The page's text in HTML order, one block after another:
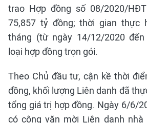
trao Hợp đồng số 08/2020/
75,857 tỷ đồng; thời gian thực
tháng (từ ngày 14/12/2020
loại hợp đồng trọn gói.
Theo Chủ đầu tư, cận kề thời
đồng, khối lượng Liên danh đã
tổng giá trị hợp đồng. Ngày 6/6/
có công văn mời Liên danh nhà